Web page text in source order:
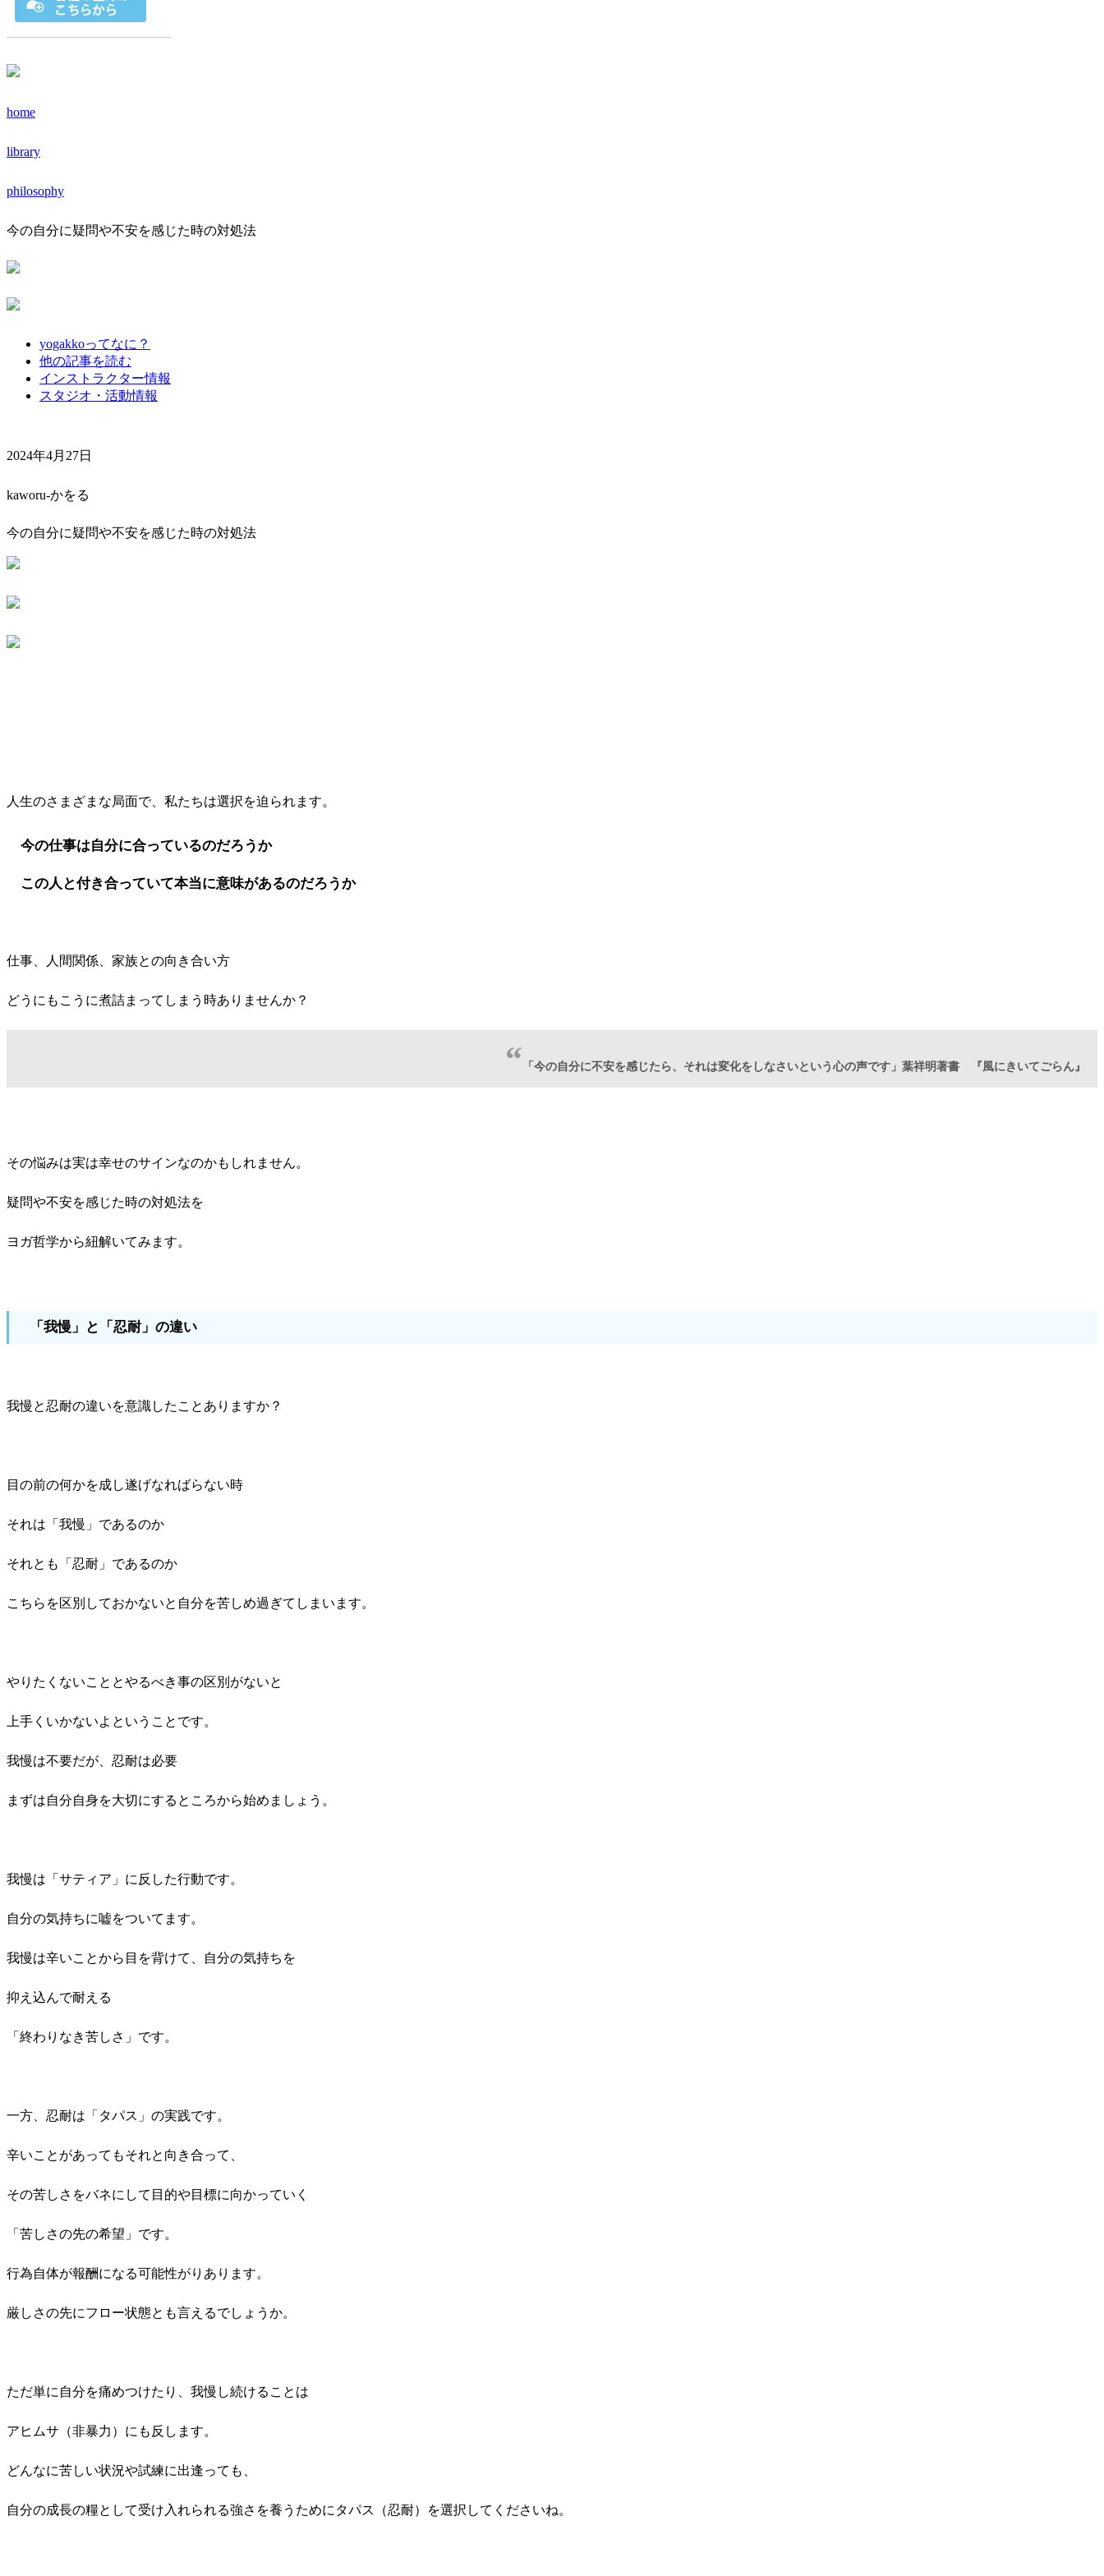
home
library
philosophy
今の自分に疑問や不安を感じた時の対処法
yogakkoってなに？
他の記事を読む
インストラクター情報
スタジオ・活動情報
2024年4月27日
kaworu-かをる
今の自分に疑問や不安を感じた時の対処法
人生のさまざまな局面で、私たちは選択を迫られます。
今の仕事は自分に合っているのだろうか
この人と付き合っていて本当に意味があるのだろうか
仕事、人間関係、家族との向き合い方
どうにもこうに煮詰まってしまう時ありませんか？
「今の自分に不安を感じたら、それは変化をしなさいという心の声です」葉祥明著書 『風にきいてごらん』
その悩みは実は幸せのサインなのかもしれません。
疑問や不安を感じた時の対処法を
ヨガ哲学から紐解いてみます。
「我慢」と「忍耐」の違い
我慢と忍耐の違いを意識したことありますか？
目の前の何かを成し遂げなればらない時
それは「我慢」であるのか
それとも「忍耐」であるのか
こちらを区別しておかないと自分を苦しめ過ぎてしまいます。
やりたくないこととやるべき事の区別がないと
上手くいかないよということです。
我慢は不要だが、忍耐は必要
まずは自分自身を大切にするところから始めましょう。
我慢は「サティア」に反した行動です。
自分の気持ちに嘘をついてます。
我慢は辛いことから目を背けて、自分の気持ちを
抑え込んで耐える
「終わりなき苦しさ」です。
一方、忍耐は「タパス」の実践です。
辛いことがあってもそれと向き合って、
その苦しさをバネにして目的や目標に向かっていく
「苦しさの先の希望」です。
行為自体が報酬になる可能性がりあります。
厳しさの先にフロー状態とも言えるでしょうか。
ただ単に自分を痛めつけたり、我慢し続けることは
アヒムサ（非暴力）にも反します。
どんなに苦しい状況や試練に出逢っても、
自分の成長の糧として受け入れられる強さを養うためにタパス（忍耐）を選択してくださいね。